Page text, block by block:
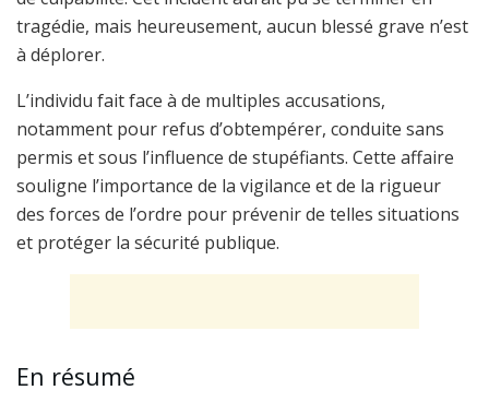
tragédie, mais heureusement, aucun blessé grave n’est
à déplorer.
L’individu fait face à de multiples accusations,
notamment pour refus d’obtempérer, conduite sans
permis et sous l’influence de stupéfiants. Cette affaire
souligne l’importance de la vigilance et de la rigueur
des forces de l’ordre pour prévenir de telles situations
et protéger la sécurité publique.
En résumé